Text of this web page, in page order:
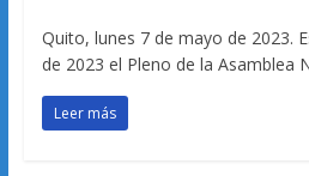
Quito, lunes 7 de mayo de 2023.
de 2023 el Pleno de la Asamblea
Leer más